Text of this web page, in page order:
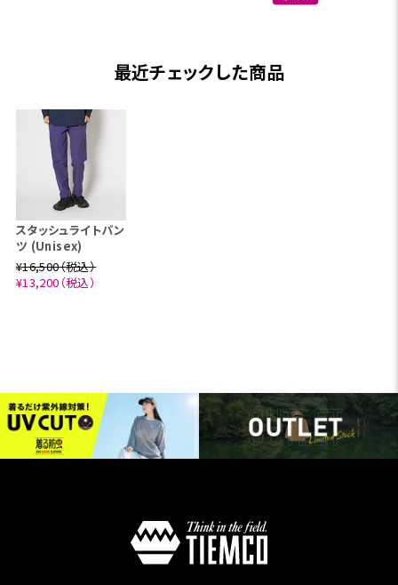
最近チェックした商品
スタッシュライトパン
ツ (Unisex)
¥16,500（税込）
¥13,200（税込）